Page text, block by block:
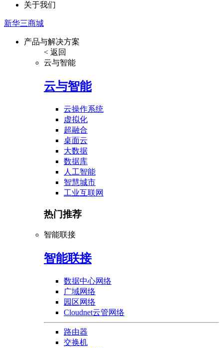
关于我们
新华三商城
产品与解决方案
< 返回
云与智能
云与智能
云操作系统
虚拟化
超融合
桌面云
大数据
数据库
人工智能
智慧城市
工业互联网
热门推荐
智能联接
智能联接
数据中心网络
广域网络
园区网络
Cloudnet云管网络
路由器
交换机